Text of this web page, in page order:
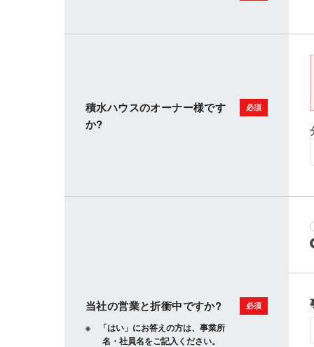
積水ハウスのオーナー様です
か?
当社の営業と折衝中ですか?
「はい」にお答えの方は、事業所
名・社員名をご記入ください。